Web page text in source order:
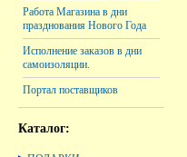
Работа Магазина в дни
празднования Нового Года
Исполнение заказов в дни
самоизоляции.
Портал поставщиков
Каталог: